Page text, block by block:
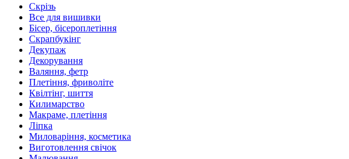
Скрізь
Все для вишивки
Бісер, бісероплетіння
Скрапбукінг
Декупаж
Декорування
Валяння, фетр
Плетіння, фриволіте
Квілтінг, шиття
Килимарство
Макраме, плетіння
Ліпка
Миловаріння, косметика
Виготовлення свічок